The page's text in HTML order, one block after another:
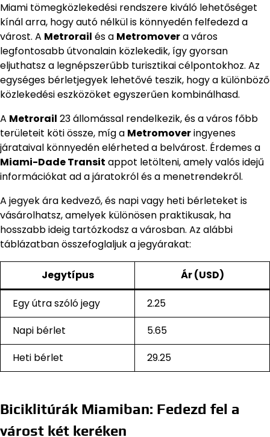
Miami tömegközlekedési rendszere kiváló lehetőséget
kínál arra, hogy autó nélkül is könnyedén felfedezd a
várost. A Metrorail és a Metromovera város
legfontosabb útvonalain közlekedik, így gyorsan
eljuthatsz a legnépszerűbb turisztikai célpontokhoz. Az
egységes bérletjegyek lehetővé teszik, hogy a különböző
közlekedési eszközöket egyszerűen kombinálhasd.
A Metrorail 23 állomással rendelkezik, és a város főbb
területeit köti össze, míg a Metromoveringyenes
járataival könnyedén elérheted a belvárost. Érdemes a
Miami-Dade Transit appot letölteni, amely valós idejű
információkat ad a járatokról és a menetrendekről.
A jegyek ára kedvező, és napi vagy heti bérleteket is
vásárolhatsz, amelyek különösen praktikusak, ha
hosszabb ideig tartózkodsz a városban. Az alábbi
táblázatban összefoglaljuk a jegyárakat:
Jegytípus Ár (USD)
Egy útra szóló jegy
2.25
Napi bérlet
5.65
Heti bérlet
29.25
Biciklitúrák Miamiban: Fedezd fel a
várost két keréken